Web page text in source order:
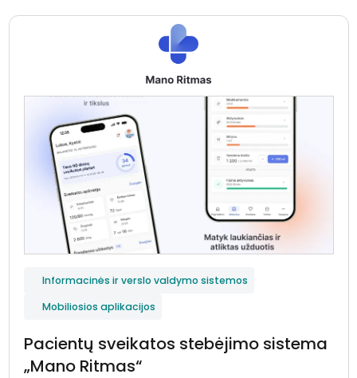
Informacinės ir verslo valdymo sistemos
Mobiliosios aplikacijos
Pacientų sveikatos stebėjimo sistema
„Mano Ritmas“